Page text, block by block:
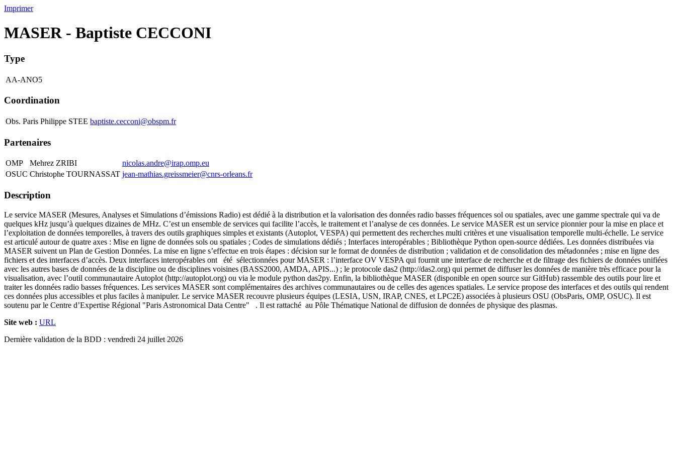
Imprimer
MASER - Baptiste CECCONI
Type
AA-ANO5
Coordination
Obs. Paris Philippe STEE baptiste.cecconi@obspm.fr
Partenaires
OMP Mehrez ZRIBI
nicolas.andre@irap.omp.eu
OSUC Christophe TOURNASSAT jean-mathias.greissmeier@cnrs-orleans.fr
Description
Le service MASER (Mesures, Analyses et Simulations d’émissions Radio) est dédié à la distribution et la valorisation des données radio basses fréquences sol ou spatiales, avec une gamme spectrale qui va de
quelques kHz jusqu’à quelques dizaines de MHz. C’est un ensemble de services qui facilite l’accès, le traitement et l’analyse de ces données. Le service MASER est un service pionnier pour la mise en place et
l’exploitation de données temporelles, à travers des outils graphiques simples et existants (Autoplot, VESPA) qui permettent des recherches multi critères et une visualisation temporelle multi-échelle. Le service
est articulé autour de quatre axes : Mise en ligne de données sols ou spatiales ; Codes de simulations dédiés ; Interfaces interopérables ; Bibliothèque Python open-source dédiées. Les données distribuées via
MASER suivent un Plan de Gestion Données. La mise en ligne s’effectue en trois étapes : décision sur le format de données de distribution ; validation et de consolidation des métadonnées ; mise en ligne des
fichiers et des interfaces d’accès. Deux interfaces interopérables ont été sélectionnées pour MASER : l’interface OV VESPA qui fournit une interface de recherche et de filtrage des fichiers de données unifiées
avec les autres bases de données de la discipline ou de disciplines voisines (BASS2000, AMDA, APIS...) ; le protocole das2 (http://das2.org) qui permet de diffuser les données de manière très efficace pour la
visualisation, avec l’outil communautaire Autoplot (http://autoplot.org) ou via le module python das2py. Enfin, la bibliothèque MASER (disponible en open source sur GitHub) rassemble des outils pour lire et
traiter les données radio basses fréquences. Les services MASER sont complémentaires des archives communautaires ou de celles des agences spatiales. Le service propose des interfaces et des outils qui rendent
ces données plus accessibles et plus faciles à manipuler. Le service MASER recouvre plusieurs équipes (LESIA, USN, IRAP, CNES, et LPC2E) associées à plusieurs OSU (ObsParis, OMP, OSUC). Il est
soutenu par le Centre d’Expertise Régional "Paris Astronomical Data Centre" . Il est rattaché au Pôle Thématique National de diffusion de données de physique des plasmas.
Site web : URL
Dernière validation de la BDD : vendredi 24 juillet 2026